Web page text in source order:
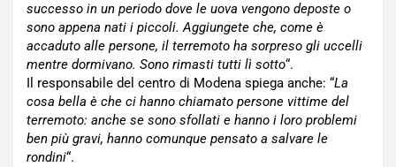
successo in un periodo dove le uova vengono deposte o
sono appena nati i piccoli. Aggiungete che, come è
accaduto alle persone, il terremoto ha sorpreso gli uccelli
mentre dormivano. Sono rimasti tutti lì sotto“.
Il responsabile del centro di Modena spiega anche: “La
cosa bella è che ci hanno chiamato persone vittime del
terremoto: anche se sono sfollati e hanno i loro problemi
ben più gravi, hanno comunque pensato a salvare le
rondini“.